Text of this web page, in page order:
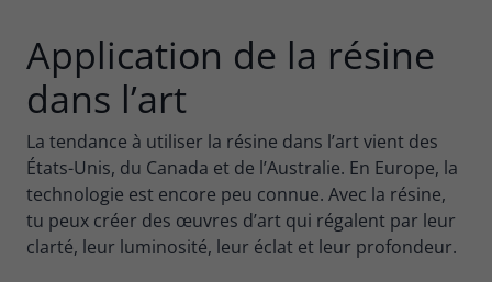
Application de la résine
dans l’art
La tendance à utiliser la résine dans l’art vient des
États-Unis, du Canada et de l’Australie. En Europe, la
technologie est encore peu connue. Avec la résine,
tu peux créer des œuvres d’art qui régalent par leur
clarté, leur luminosité, leur éclat et leur profondeur.